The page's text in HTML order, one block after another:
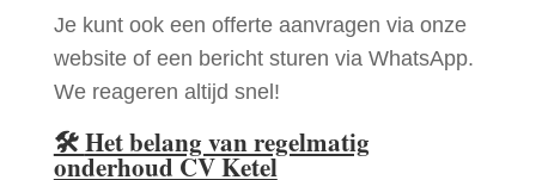
Je kunt ook een offerte aanvragen via onze
website of een bericht sturen via WhatsApp.
We reageren altijd snel!
🛠Het belang van regelmatig
onderhoud CV Ketel